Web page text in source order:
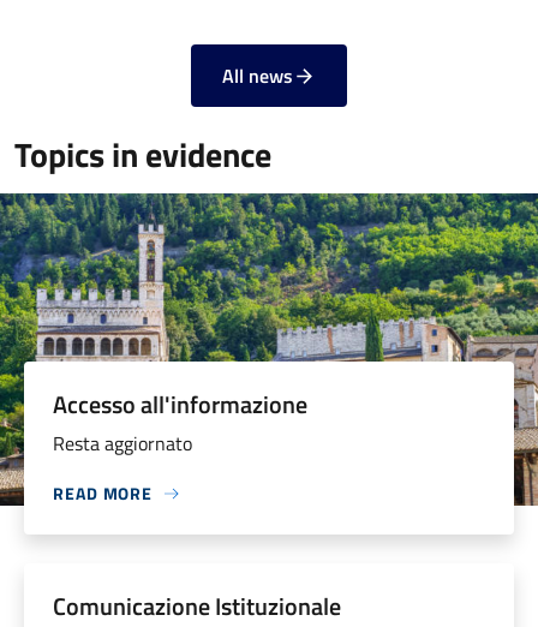
All news
Topics in evidence
Accesso all'informazione
Resta aggiornato
READ MORE
Comunicazione Istituzionale